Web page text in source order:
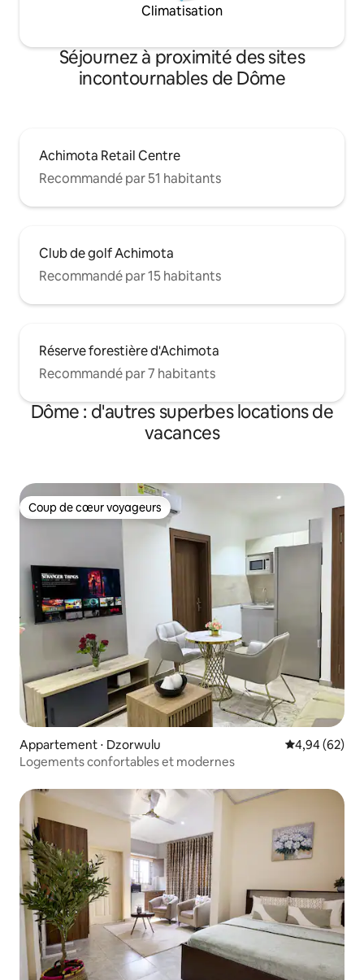
Climatisation
Séjournez à proximité des sites
incontournables de Dôme
Achimota Retail Centre
Recommandé par 51 habitants
Club de golf Achimota
Recommandé par 15 habitants
Réserve forestière d'Achimota
Recommandé par 7 habitants
Dôme : d'autres superbes locations de
vacances
Coup de cœur voyageurs
Coup de cœur voyageurs
Appartement ⋅ Dzorwulu Évaluation
4,94 (62)
Logements confortables et modernes